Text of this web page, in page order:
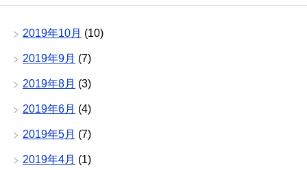
2019年10月 (10)
2019年9月 (7)
2019年8月 (3)
2019年6月 (4)
2019年5月 (7)
2019年4月 (1)